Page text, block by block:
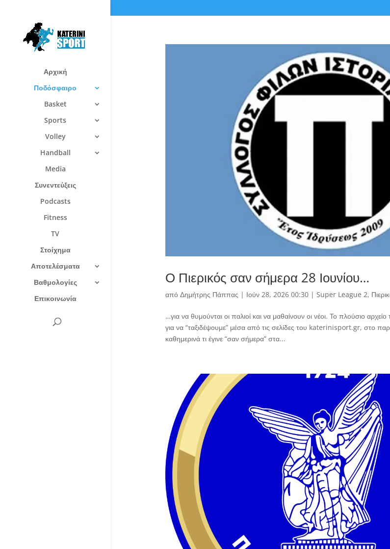
Αρχική
Ποδόσφαιρο
Basket
Sports
Volley
Handball
Media
Συνεντεύξεις
Podcasts
Fitness
TV
Στοίχημα
Αποτελέσματα
Βαθμολογίες
Επικοινωνία
Ο Πιερικός σαν σήμερα 28 Ιουνίου…
από Δημήτρης Πάππας | Ιούν 28, 2026 00:30| Super League 2,
…για να θυμούνται οι παλιοί και να μαθαίνουν οι νέοι. Το πλούσιο
για να “ταξιδέψουμε” μέσα από τις σελίδες του katerinisport.gr, στο
καθημερινά τι έγινε “σαν σήμερα” στα...